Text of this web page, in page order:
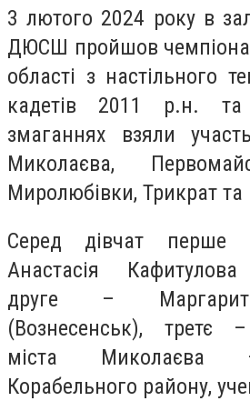
3 лютого 2024 року в
ДЮСШ пройшов
області з настільного
кадетів 2011 р.н.
змаганнях взяли
Миколаєва,
Миролюбівки, Трикрат та
Серед дівчат перше
Анастасія Кафитулова
друге –
(Вознесенськ), третє
міста Миколаєва
Корабельного району,